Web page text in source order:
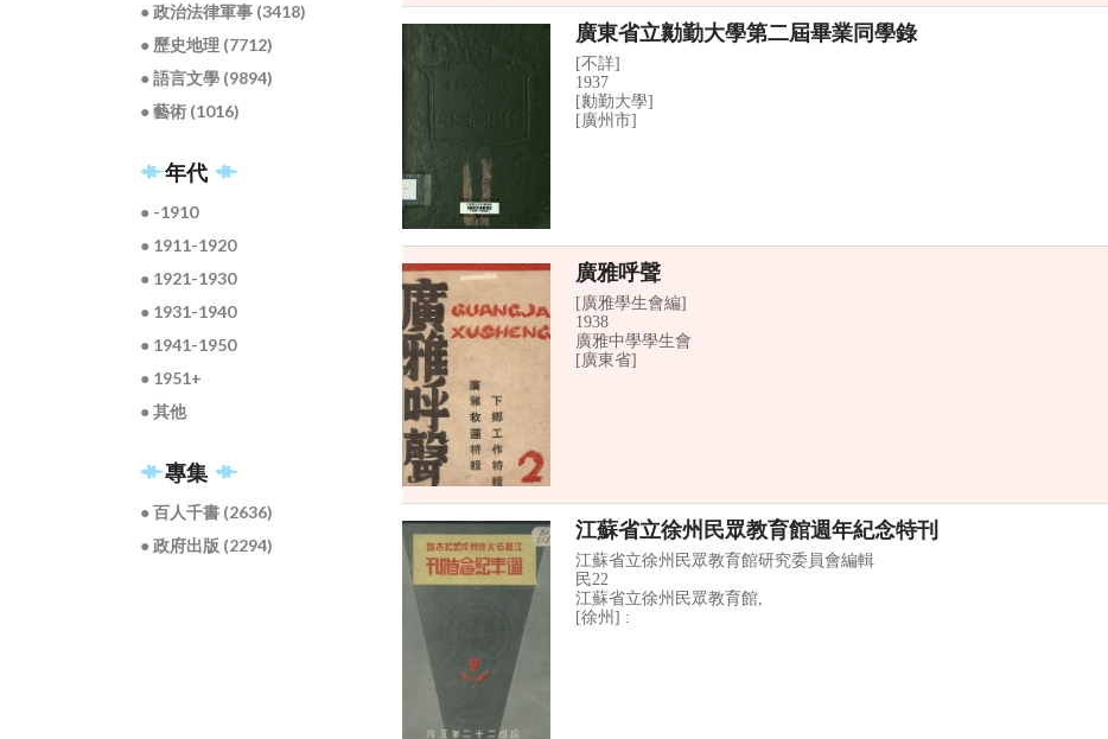
● 政治法律軍事 (3418)
● 歷史地理 (7712)
● 語言文學 (9894)
● 藝術 (1016)
年代
● -1910
● 1911-1920
● 1921-1930
● 1931-1940
● 1941-1950
● 1951+
● 其他
專集
● 百人千書 (2636)
● 政府出版 (2294)
廣東省立勷勤大學第二屆畢業同學錄
[不詳]
1937
[勷勤大學]
[廣州市]
廣雅呼聲
[廣雅學生會編]
1938
廣雅中學學生會
[廣東省]
江蘇省立徐州民眾教育館週年紀念特刊
江蘇省立徐州民眾教育館研究委員會編輯
民22
江蘇省立徐州民眾教育館,
[徐州] :